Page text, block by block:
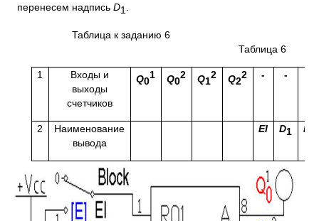
перенесем надпись D1 .
Таблица к заданию 6
Таблица 6
1
Входы и
выходы
счетчиков
Q0
1 Q0
2 Q1
2 Q2
2 - -
2
Наименование
вывода
EI D1 D